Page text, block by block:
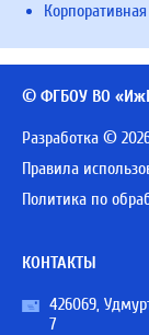
© ФГБОУ ВО
Разработка ©
Правила
Политика по
КОНТАКТЫ
426069,
7